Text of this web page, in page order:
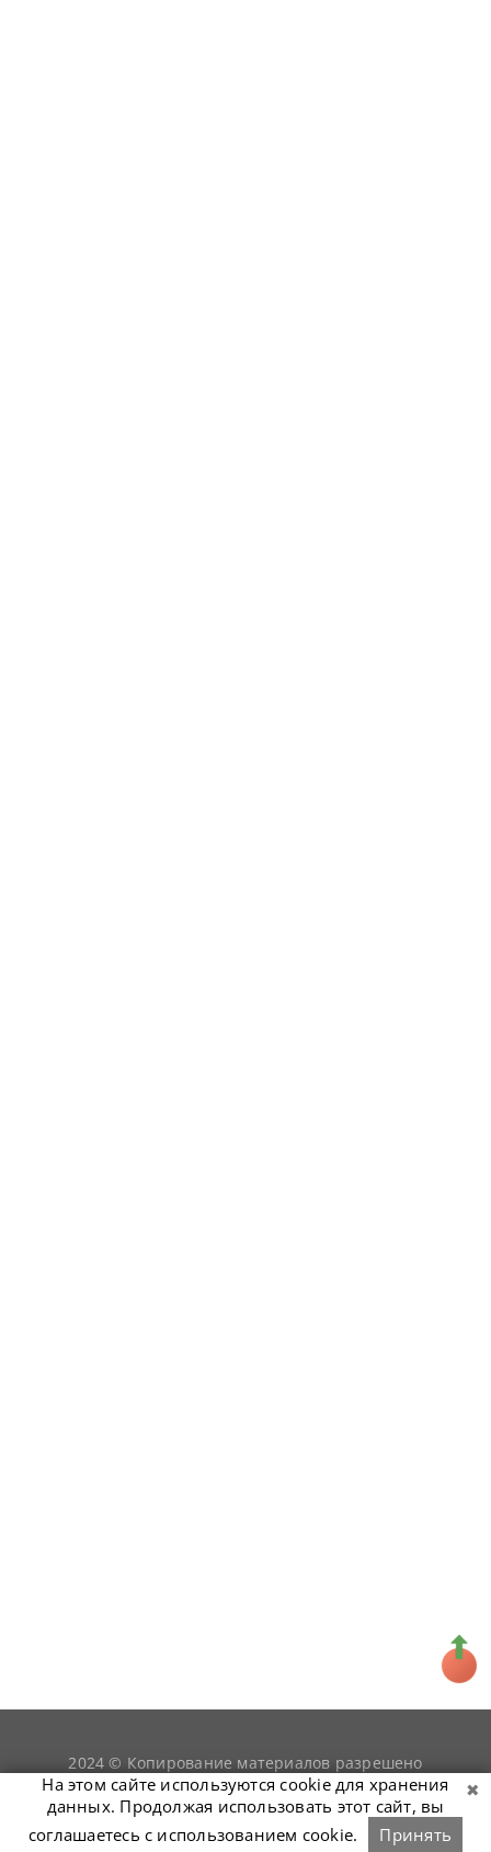
2024 © Копирование материалов разрешено
только при условии гиперссылки наsnookerist.ru
На этом сайте используются cookie для хранения
данных. Продолжая использовать этот сайт, вы
соглашаетесь с использованием cookie.
Принять